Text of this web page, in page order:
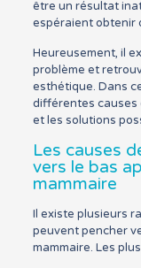
être un résultat
espéraient obtenir
Heureusement, il
problème et
esthétique. Dans
différentes causes
et les solutions
Les causes
vers le bas
mammaire
Il existe plusieurs
peuvent pencher
mammaire. Les